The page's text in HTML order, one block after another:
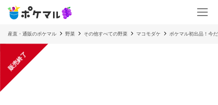
産直・通販のポケマル 野菜 その他すべての野菜 マコモダケ ポケマル初出品！今
販売終了